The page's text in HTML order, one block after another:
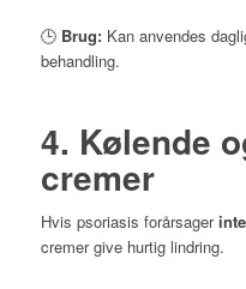
🕒 Brug:Kan anvendes
behandling.
4. Kølende
cremer
Hvis psoriasis forårsager
cremer give hurtig lindring.